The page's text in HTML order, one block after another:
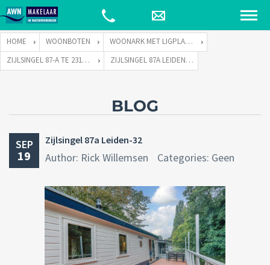
HOME WOONBOTEN
WOONARK MET LIGPLAATS
ZIJLSINGEL 87-A TE 2315 KH LEIDEN
ZIJLSINGEL 87A LEIDEN-32
BLOG
SEP
19
Zijlsingel 87a Leiden-32
Author: Rick Willemsen Categories: Geen